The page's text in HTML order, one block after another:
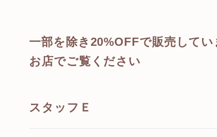
一部を除き20%OFFで販売してい
お店でご覧ください
スタッフ Ｅ